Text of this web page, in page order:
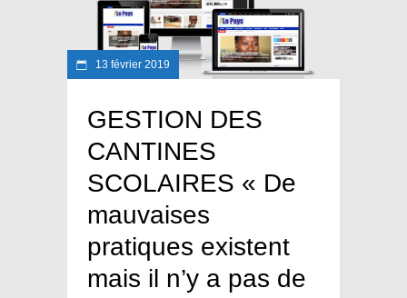
13 février 2019
GESTION DES
CANTINES
SCOLAIRES « De
mauvaises
pratiques existent
mais il n’y a pas de